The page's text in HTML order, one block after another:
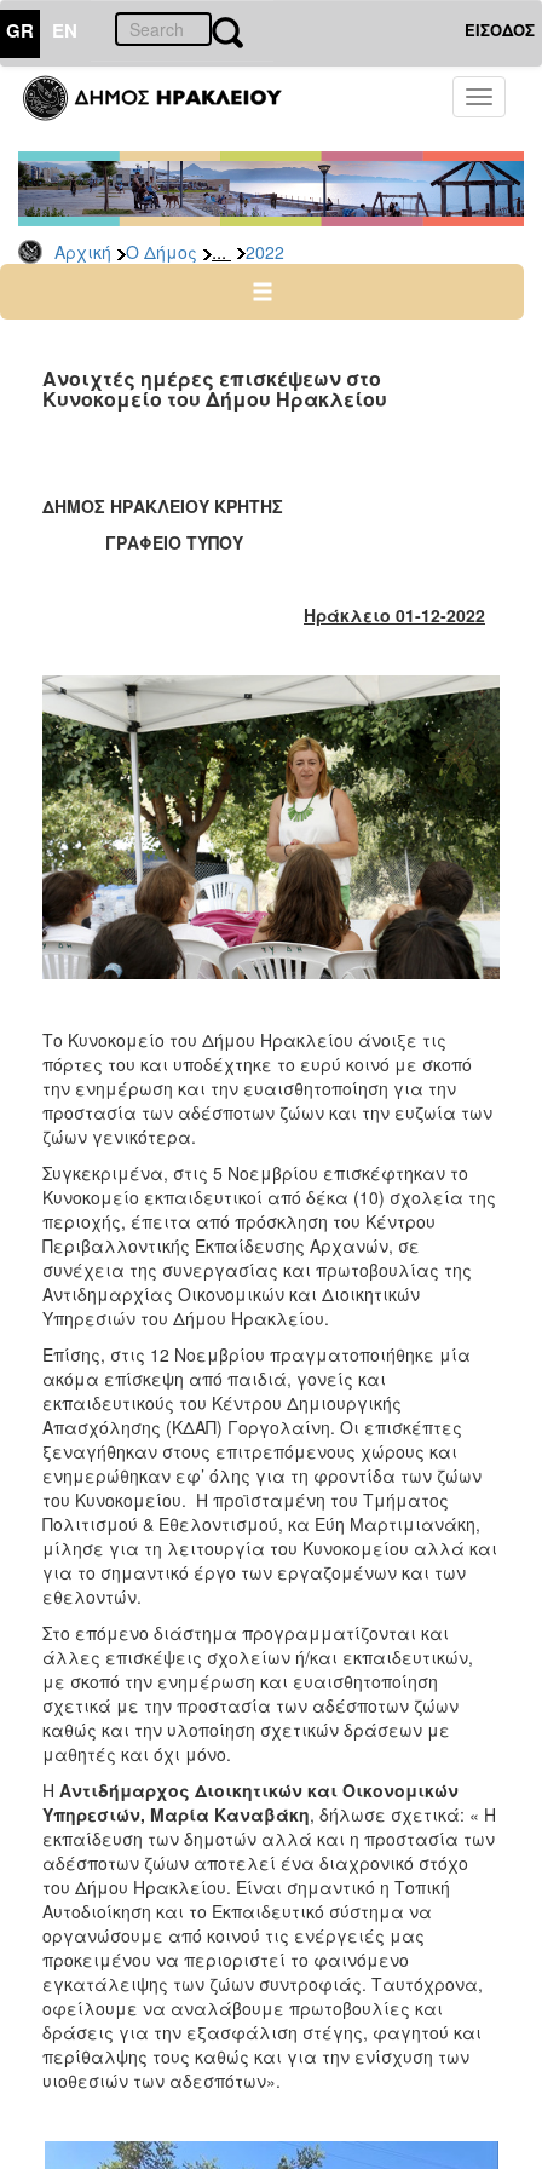
GR EN ΕΙΣΟΔΟΣ
Toggle
Αρχική Ο Δήμος ... 2022
ΔΗΜΟΣ
Δελτία
Τύπου
Αρχείο
2026
2024
2022
2019
2018
2013
2012
2011
2010
2006
ΤΟΠΟΣ
ΠΟΛΙΤΙΣΜΟΣ
ΑΝΘΕΚΤΙΚΗ
ΠΟΛΗ
Ανοιχτές ημέρες επισκέψεων στο
Κυνοκομείο του Δήμου Ηρακλείου
ΔΗΜΟΣ ΗΡΑΚΛΕΙΟΥ ΚΡΗΤΗΣ
ΓΡΑΦΕΙΟ ΤΥΠΟΥ
Ηράκλειο 01-12-2022
Το Κυνοκομείο του Δήμου Ηρακλείου άνοιξε τις
πόρτες του και υποδέχτηκε το ευρύ κοινό με σκοπό
την ενημέρωση και την ευαισθητοποίηση για την
προστασία των αδέσποτων ζώων και την ευζωία των
ζώων γενικότερα.
Συγκεκριμένα, στις 5 Νοεμβρίου επισκέφτηκαν το
Κυνοκομείο εκπαιδευτικοί από δέκα (10) σχολεία της
περιοχής, έπειτα από πρόσκληση του Κέντρου
Περιβαλλοντικής Εκπαίδευσης Αρχανών, σε
συνέχεια της συνεργασίας και πρωτοβουλίας της
Αντιδημαρχίας Οικονομικών και Διοικητικών
Υπηρεσιών του Δήμου Ηρακλείου.
Επίσης, στις 12 Νοεμβρίου πραγματοποιήθηκε μία
ακόμα επίσκεψη από παιδιά, γονείς και
εκπαιδευτικούς του Κέντρου Δημιουργικής
Απασχόλησης (ΚΔΑΠ) Γοργολαίνη. Οι επισκέπτες
ξεναγήθηκαν στους επιτρεπόμενους χώρους και
ενημερώθηκαν εφ’ όλης για τη φροντίδα των ζώων
του Κυνοκομείου. Η προϊσταμένη του Τμήματος
Πολιτισμού & Εθελοντισμού, κα Εύη Μαρτιμιανάκη,
μίλησε για τη λειτουργία του Κυνοκομείου αλλά και
για το σημαντικό έργο των εργαζομένων και των
εθελοντών.
Στο επόμενο διάστημα προγραμματίζονται και
άλλες επισκέψεις σχολείων ή/και εκπαιδευτικών,
με σκοπό την ενημέρωση και ευαισθητοποίηση
σχετικά με την προστασία των αδέσποτων ζώων
καθώς και την υλοποίηση σχετικών δράσεων με
μαθητές και όχι μόνο.
Η Αντιδήμαρχος Διοικητικών και Οικονομικών
Υπηρεσιών, Μαρία Καναβάκη, δήλωσε σχετικά: « Η
εκπαίδευση των δημοτών αλλά και η προστασία των
αδέσποτων ζώων αποτελεί ένα διαχρονικό στόχο
του Δήμου Ηρακλείου. Είναι σημαντικό η Τοπική
Αυτοδιοίκηση και το Εκπαιδευτικό σύστημα να
οργανώσουμε από κοινού τις ενέργειές μας
προκειμένου να περιοριστεί το φαινόμενο
εγκατάλειψης των ζώων συντροφιάς. Ταυτόχρονα,
οφείλουμε να αναλάβουμε πρωτοβουλίες και
δράσεις για την εξασφάλιση στέγης, φαγητού και
περίθαλψης τους καθώς και για την ενίσχυση των
υιοθεσιών των αδεσπότων».